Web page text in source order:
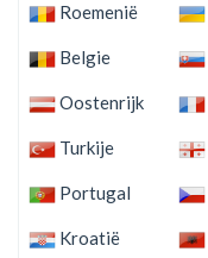
Roemenië
Belgie
Oostenrijk
Turkije
Portugal
Kroatië